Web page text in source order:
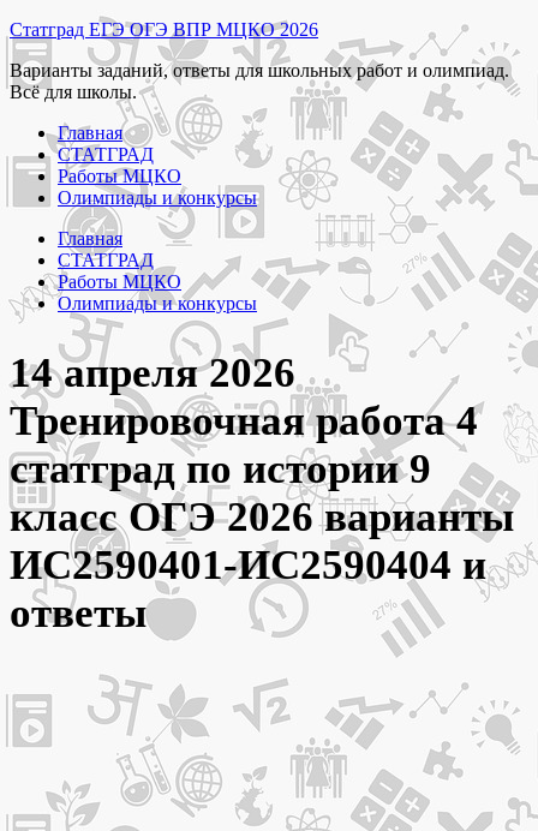
Перейти
к
содержимому
Статград ЕГЭ ОГЭ ВПР МЦКО 2026
Варианты заданий, ответы для школьных работ и олимпиад.
Всё для школы.
Главная
СТАТГРАД
Работы МЦКО
Олимпиады и конкурсы
Главная
СТАТГРАД
Работы МЦКО
Олимпиады и конкурсы
14 апреля 2026
Тренировочная работа 4
статград по истории 9
класс ОГЭ 2026 варианты
ИС2590401-ИС2590404 и
ответы